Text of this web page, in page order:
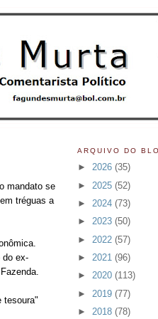
mandato se
tréguas a
do ex-
tesoura"
ARQUIVO DO
► 2026 (35)
► 2025 (52)
► 2024 (73)
► 2023 (50)
► 2022 (57)
► 2021 (96)
► 2020 (113)
► 2019 (77)
► 2018 (78)